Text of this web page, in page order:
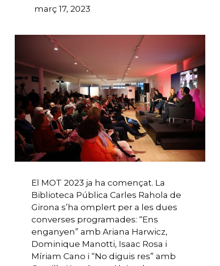
març 17, 2023
El MOT 2023 ja ha començat. La
Biblioteca Pública Carles Rahola de
Girona s’ha omplert per a les dues
converses programades: “Ens
enganyen” amb Ariana Harwicz,
Dominique Manotti, Isaac Rosa i
Míriam Cano i “No diguis res” amb